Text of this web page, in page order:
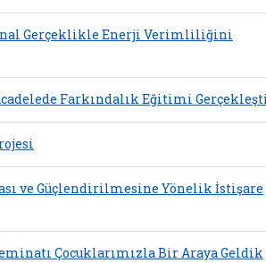
Gerçeklikle Enerji Verimliliğini
Farkındalık Eğitimi
ve Güçlendirilmesine Yönelik İstişare
Çocuklarımızla Bir Araya Geldik